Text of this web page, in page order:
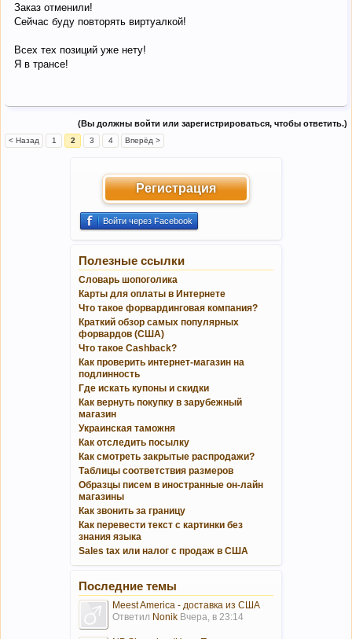
Заказ отменили!
Сейчас буду повторять виртуалкой!
Всех тех позиций уже нету!
Я в трансе!
(Вы должны войти или зарегистрироваться, чтобы ответить.)
< Назад 1 2 3 4 Вперёд >
Регистрация
Войти через Facebook
Полезные ссылки
Словарь шопоголика
Карты для оплаты в Интернете
Что такое форвардинговая компания?
Краткий обзор самых популярных
форвардов (США)
Что такое Cashback?
Как проверить интернет-магазин на
подлинность
Где искать купоны и скидки
Как вернуть покупку в зарубежный
магазин
Украинская таможня
Как отследить посылку
Как смотреть закрытые распродажи?
Таблицы соответствия размеров
Образцы писем в иностранные он-лайн
магазины
Как звонить за границу
Как перевести текст с картинки без
знания языка
Sales tax или налог с продаж в США
Последние темы
Meest America - доставка из США
Ответил Nonik Вчера, в 23:14